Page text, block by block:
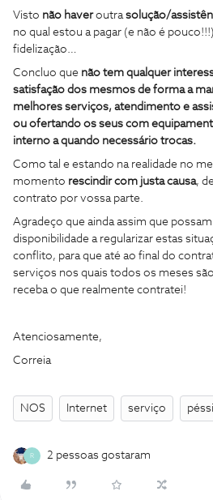
Visto não haveroutrasolução/
no qual estou a pagar (e não é
fidelização…
Concluo que não tem qualquer
satisfação dos mesmos de forma a
melhores serviços, atendimento e
ou ofertando os seus com
interno a quando necessário trocas.
Como tal e estando na realidade no
momento rescindir com justa causa,
contrato por vossa parte.
Agradeço que ainda assim que
disponibilidade a regularizar estas
conflito, para que até ao final do
serviços nos quais todos os meses
receba o que realmente contratei!
Atenciosamente,
Correia
NOS Internet serviço
R 2 pessoas gostaram